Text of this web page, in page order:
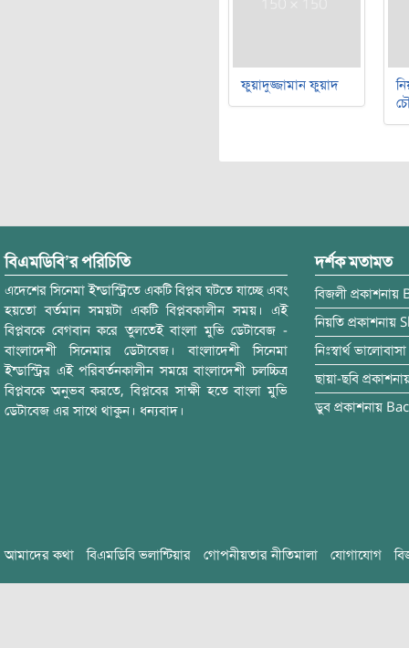
ফুয়াদুজ্জামান ফুয়াদ
বিএমডিবি’র পরিচিতি
এদেশের সিনেমা ইন্ডাস্ট্রিতে একটি বিপ্লব ঘটতে যাচ্ছে এবং
হয়তো বর্তমান সময়টা একটি বিপ্লবকালীন সময়। এই
বিপ্লবকে বেগবান করে তুলতেই বাংলা মুভি ডেটাবেজ -
বাংলাদেশী সিনেমার ডেটাবেজ। বাংলাদেশী সিনেমা
ইন্ডাস্ট্রির এই পরিবর্তনকালীন সময়ে বাংলাদেশী চলচ্চিত্র
বিপ্লবকে অনুভব করতে, বিপ্লবের সাক্ষী হতে বাংলা মুভি
ডেটাবেজ এর সাথে থাকুন। ধন্যবাদ।
দর্শক মতামত
বিজলী প্রকাশনায়
নিয়তি প্রকাশনায়
নিঃস্বার্থ ভালোবাসা
ছায়া-ছবি
ডুব প্রকাশনায়
আমাদের কথা বিএমডিবি ভলান্টিয়ার গোপনীয়তার নীতিমালা যোগাযোগ